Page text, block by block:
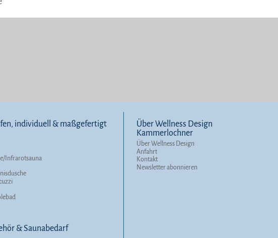
individuell & maßgefertigt
Infrarotsauna
& Saunabedarf
Über Wellness Design
Kammerlochner
Über Wellness Design
Anfahrt
Kontakt
Newsletter abonnieren